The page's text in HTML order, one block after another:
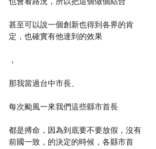
甚至可以說一個創新也得到各界的肯
定，也確實有他達到的效果
，
那我當過台中市長、
每次颱風一來我們這些縣市首長
都是搏命，因為到底要不要放假，沒有
前國一致，的決定的時候，各縣市首